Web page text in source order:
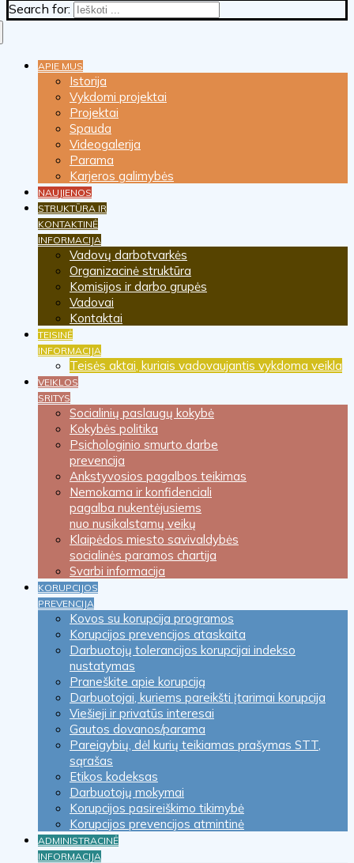
Search for:
APIE MUS
Istorija
Vykdomi projektai
Projektai
Spauda
Videogalerija
Parama
Karjeros galimybės
NAUJIENOS
STRUKTŪRA IR
KONTAKTINĖ
INFORMACIJA
Vadovų darbotvarkės
Organizacinė struktūra
Komisijos ir darbo grupės
Vadovai
Kontaktai
TEISINĖ
INFORMACIJA
Teisės aktai, kuriais vadovaujantis vykdoma veikla
VEIKLOS
SRITYS
Socialinių paslaugų kokybė
Kokybės politika
Psichologinio smurto darbe
prevencija
Ankstyvosios pagalbos teikimas
Nemokama ir konfidenciali
pagalba nukentėjusiems
nuo nusikalstamų veikų
Klaipėdos miesto savivaldybės
socialinės paramos chartija
Svarbi informacija
KORUPCIJOS
PREVENCIJA
Kovos su korupcija programos
Korupcijos prevencijos ataskaita
Darbuotojų tolerancijos korupcijai indekso
nustatymas
Praneškite apie korupciją
Darbuotojai, kuriems pareikšti įtarimai korupcija
Viešieji ir privatūs interesai
Gautos dovanos/parama
Pareigybių, dėl kurių teikiamas prašymas STT,
sąrašas
Etikos kodeksas
Darbuotojų mokymai
Korupcijos pasireiškimo tikimybė
Korupcijos prevencijos atmintinė
ADMINISTRACINĖ
INFORMACIJA